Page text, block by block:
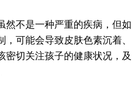
不是一种严重的疾病，但如
可能会导致皮肤色素沉着、
密切关注孩子的健康状况，及